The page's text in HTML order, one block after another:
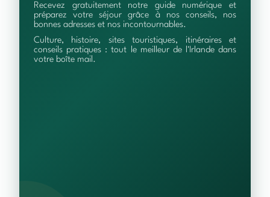
Recevez gratuitement notre guide numérique et
préparez votre séjour grâce à nos conseils, nos
bonnes adresses et nos incontournables.
Culture, histoire, sites touristiques, itinéraires et
conseils pratiques : tout le meilleur de l'Irlande dans
votre boîte mail.